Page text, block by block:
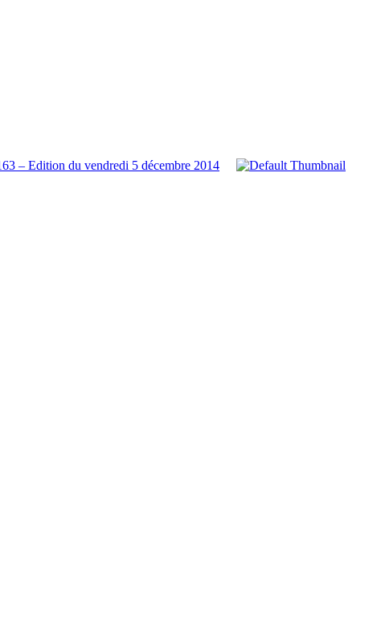
– Edition du vendredi 5 décembre 2014